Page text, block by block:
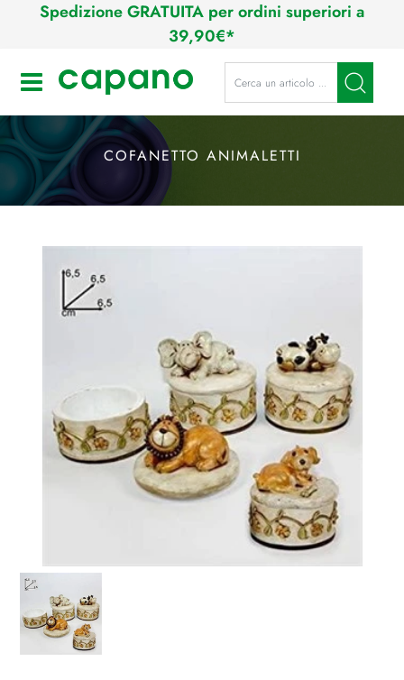
Spedizione GRATUITA per ordini superiori a
39,90€*
Open La modifica di un filtro
COFANETTO ANIMALETTI